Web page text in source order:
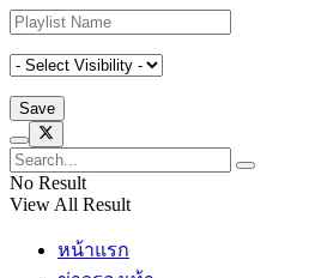
No Result
View All Result
หน้าแรก